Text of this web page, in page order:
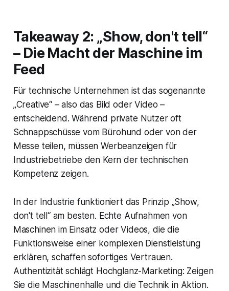
Takeaway 2: „Show, don't tell“
– Die Macht der Maschine im
Feed
Für technische Unternehmen ist das sogenannte
„Creative“ – also das Bild oder Video –
entscheidend. Während private Nutzer oft
Schnappschüsse vom Bürohund oder von der
Messe teilen, müssen Werbeanzeigen für
Industriebetriebe den Kern der technischen
Kompetenz zeigen.
In der Industrie funktioniert das Prinzip „Show,
don't tell“ am besten. Echte Aufnahmen von
Maschinen im Einsatz oder Videos, die die
Funktionsweise einer komplexen Dienstleistung
erklären, schaffen sofortiges Vertrauen.
Authentizität schlägt Hochglanz-Marketing: Zeigen
Sie die Maschinenhalle und die Technik in Aktion.